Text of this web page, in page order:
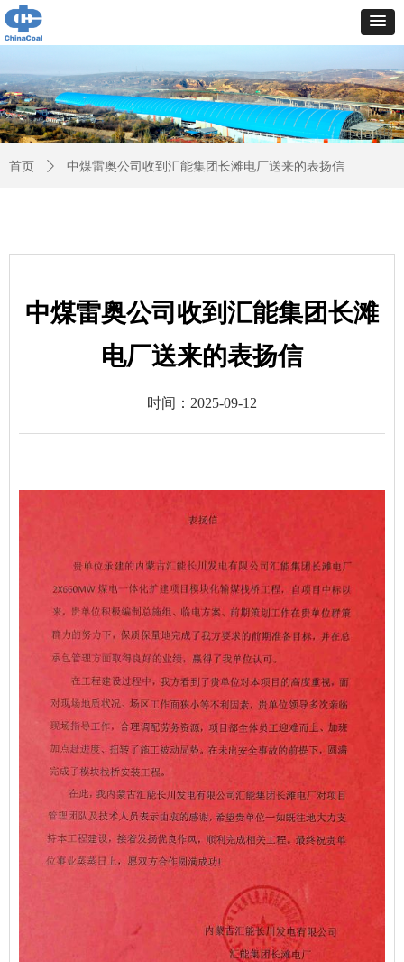
首页 ꄲ 中煤雷奥公司收到汇能集团长滩电厂送来的表扬信
中煤雷奥公司收到汇能集团长滩
电厂送来的表扬信
时间： 2025-09-12